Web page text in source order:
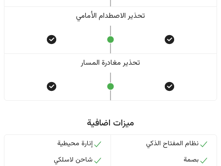
تحذير الاصطدام الأمامي
تحذير مغادرة المسار
ميزات اضافية
نظام المفتاح الذكي
بصمة
إنارة محيطية
شاحن لاسلكي